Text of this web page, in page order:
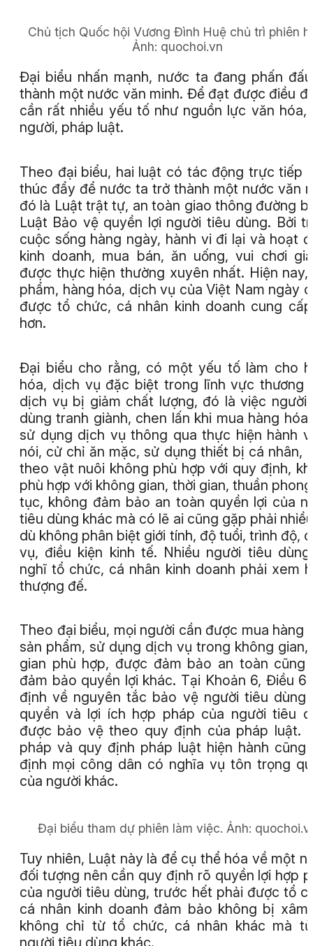
Chủ tịch Quốc hội Vương Đình Huệ chủ trì phiên
Ảnh: quochoi.vn
Đại biểu nhấn mạnh, nước ta đang phấn
thành một nước văn minh. Để đạt được điều
cần rất nhiều yếu tố như nguồn lực văn hóa,
người, pháp luật.
Theo đại biểu, hai luật có tác động trực tiếp
thúc đẩy để nước ta trở thành một nước văn
đó là Luật trật tự, an toàn giao thông đường
Luật Bảo vệ quyền lợi người tiêu dùng. Bởi
cuộc sống hàng ngày, hành vi đi lại và hoạt
kinh doanh, mua bán, ăn uống, vui chơi
được thực hiện thường xuyên nhất. Hiện nay,
phẩm, hàng hóa, dịch vụ của Việt Nam ngày
được tổ chức, cá nhân kinh doanh cung
hơn.
Đại biểu cho rằng, có một yếu tố làm cho
hóa, dịch vụ đặc biệt trong lĩnh vực thương
dịch vụ bị giảm chất lượng, đó là việc người
dùng tranh giành, chen lấn khi mua hàng hóa
sử dụng dịch vụ thông qua thực hiện hành
nói, cử chỉ ăn mặc, sử dụng thiết bị cá nhân,
theo vật nuôi không phù hợp với quy định,
phù hợp với không gian, thời gian, thuần
tục, không đảm bảo an toàn quyền lợi của
tiêu dùng khác mà có lẽ ai cũng gặp phải
dù không phân biệt giới tính, độ tuổi, trình độ,
vụ, điều kiện kinh tế. Nhiều người tiêu
nghĩ tổ chức, cá nhân kinh doanh phải xem
thượng đế.
Theo đại biểu, mọi người cần được mua hàng
sản phẩm, sử dụng dịch vụ trong không gian,
gian phù hợp, được đảm bảo an toàn cũng
đảm bảo quyền lợi khác. Tại Khoản 6, Điều 6
định về nguyên tắc bảo vệ người tiêu dùng
quyền và lợi ích hợp pháp của người tiêu
được bảo vệ theo quy định của pháp luật.
pháp và quy định pháp luật hiện hành cũng
định mọi công dân có nghĩa vụ tôn trọng
của người khác.
Đại biểu tham dự phiên làm việc. Ảnh:
Tuy nhiên, Luật này là để cụ thể hóa về một
đối tượng nên cần quy định rõ quyền lợi hợp
của người tiêu dùng, trước hết phải được tổ
cá nhân kinh doanh đảm bảo không bị xâm
không chỉ từ tổ chức, cá nhân khác mà